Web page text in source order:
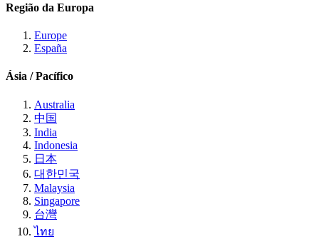
Região da Europa
Europe
España
Ásia / Pacífico
Australia
中国
India
Indonesia
日本
대한민국
Malaysia
Singapore
台灣
ไทย